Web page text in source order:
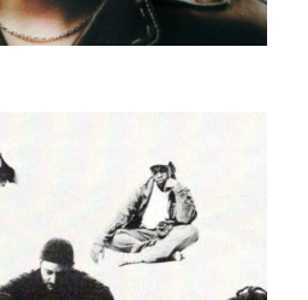
FEAT ALL MY
COUSINS